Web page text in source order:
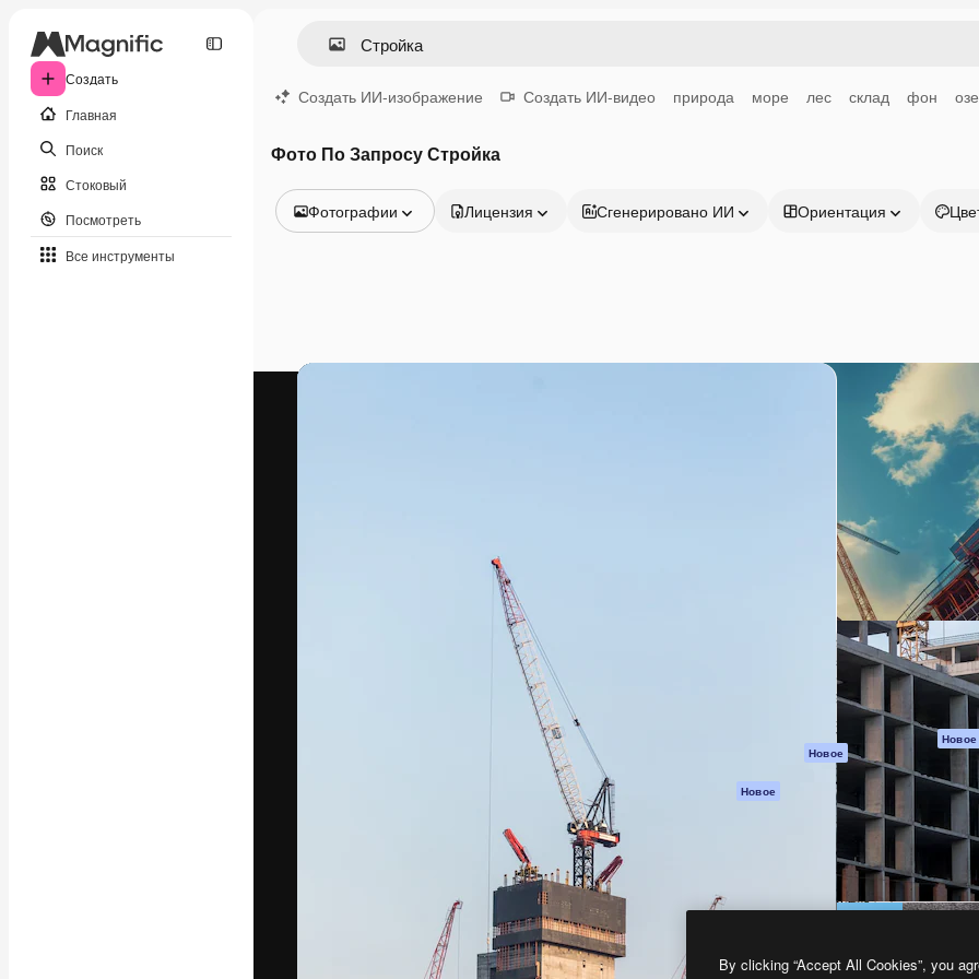
Создать
Главная
Поиск
Стоковый
Посмотреть
Все инструменты
Создать ИИ-изображение Создать ИИ-видео природа море лес склад фон
Фото По Запросу Стройка
Фотографии
Видео
Лицензия Сгенерировано ИИ Ориентация
подписчиков среди креаторов,
предприятий, агентств и студий.
Новое
Новое
Все инструменты
Magnific
Начать
Academy
Документация
Пакету ИИ
Служба
поддержки
Условия и
положения
Политика
Оригиналы Новое
Политика файлов
cookie
Центр доверия
Партнеры
Предприятие
By clicking “Accept All Cookies”, you